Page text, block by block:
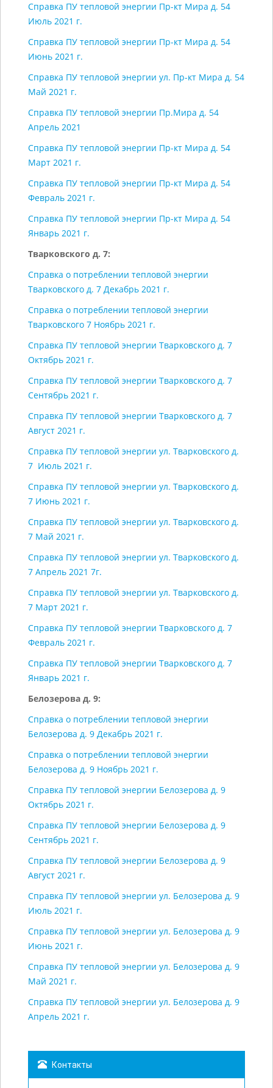
Справка ПУ тепловой энергии Пр-кт Мира д. 54
Июль 2021 г.
Справка ПУ тепловой энергии Пр-кт Мира д. 54
Июнь 2021 г.
Справка ПУ тепловой энергии ул. Пр-кт Мира д. 54
Май 2021 г.
Справка ПУ тепловой энергии Пр.Мира д. 54
Апрель 2021
Справка ПУ тепловой энергии Пр-кт Мира д. 54
Март 2021 г.
Справка ПУ тепловой энергии Пр-кт Мира д. 54
Февраль 2021 г.
Справка ПУ тепловой энергии Пр-кт Мира д. 54
Январь 2021 г.
Тварковского д. 7:
Справка о потреблении тепловой энергии
Тварковского д. 7 Декабрь 2021 г.
Справка о потреблении тепловой энергии
Тварковского 7 Ноябрь 2021 г.
Справка ПУ тепловой энергии Тварковского д. 7
Октябрь 2021 г.
Справка ПУ тепловой энергии Тварковского д. 7
Сентябрь 2021 г.
Справка ПУ тепловой энергии Тварковского д. 7
Август 2021 г.
Справка ПУ тепловой энергии ул. Тварковского д.
7 Июль 2021 г.
Справка ПУ тепловой энергии ул. Тварковского д.
7 Июнь 2021 г.
Справка ПУ тепловой энергии ул. Тварковского д.
7 Май 2021 г.
Справка ПУ тепловой энергии ул. Тварковского д.
7 Апрель 2021 7г.
Справка ПУ тепловой энергии ул. Тварковского д.
7 Март 2021 г.
Справка ПУ тепловой энергии Тварковского д. 7
Февраль 2021 г.
Справка ПУ тепловой энергии Тварковского д. 7
Январь 2021 г.
Белозерова д. 9:
Справка о потреблении тепловой энергии
Белозерова д. 9 Декабрь 2021 г.
Справка о потреблении тепловой энергии
Белозерова д. 9 Ноябрь 2021 г.
Справка ПУ тепловой энергии Белозерова д. 9
Октябрь 2021 г.
Справка ПУ тепловой энергии Белозерова д. 9
Сентябрь 2021 г.
Справка ПУ тепловой энергии Белозерова д. 9
Август 2021 г.
Справка ПУ тепловой энергии ул. Белозерова д. 9
Июль 2021 г.
Справка ПУ тепловой энергии ул. Белозерова д. 9
Июнь 2021 г.
Справка ПУ тепловой энергии ул. Белозерова д. 9
Май 2021 г.
Справка ПУ тепловой энергии ул. Белозерова д. 9
Апрель 2021 г.
Контакты